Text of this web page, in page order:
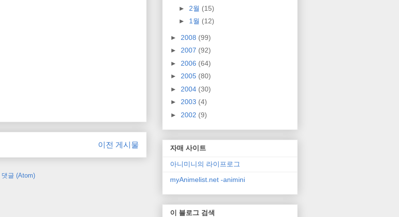
이전 게시물
댓글 (Atom)
► 2월 (15)
► 1월 (12)
► 2008 (99)
► 2007 (92)
► 2006 (64)
► 2005 (80)
► 2004 (30)
► 2003 (4)
► 2002 (9)
자매 사이트
아니미니의 라이프로그
myAnimelist.net -animini
이 블로그 검색